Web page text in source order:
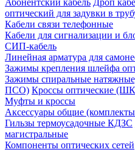
Абонентский кабель Дроп
оптический для задувки в
Кабели связи телефонные
Кабели для сигнализации и
СИП-кабель
Линейная арматура для
Зажимы крепления шлейфа
Зажимы спиральные
ПСО) Кроссы оптические
Муфты и кроссы
Аксессуары общие
Гильзы термоусадочные КДЗС
магистральные
Компоненты оптических сетей